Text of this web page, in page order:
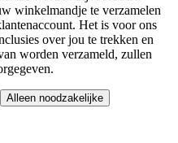
winkelmandje te verzamelen
Het is voor ons
over jou te trekken en
worden verzameld, zullen
Alleen noodzakelijke